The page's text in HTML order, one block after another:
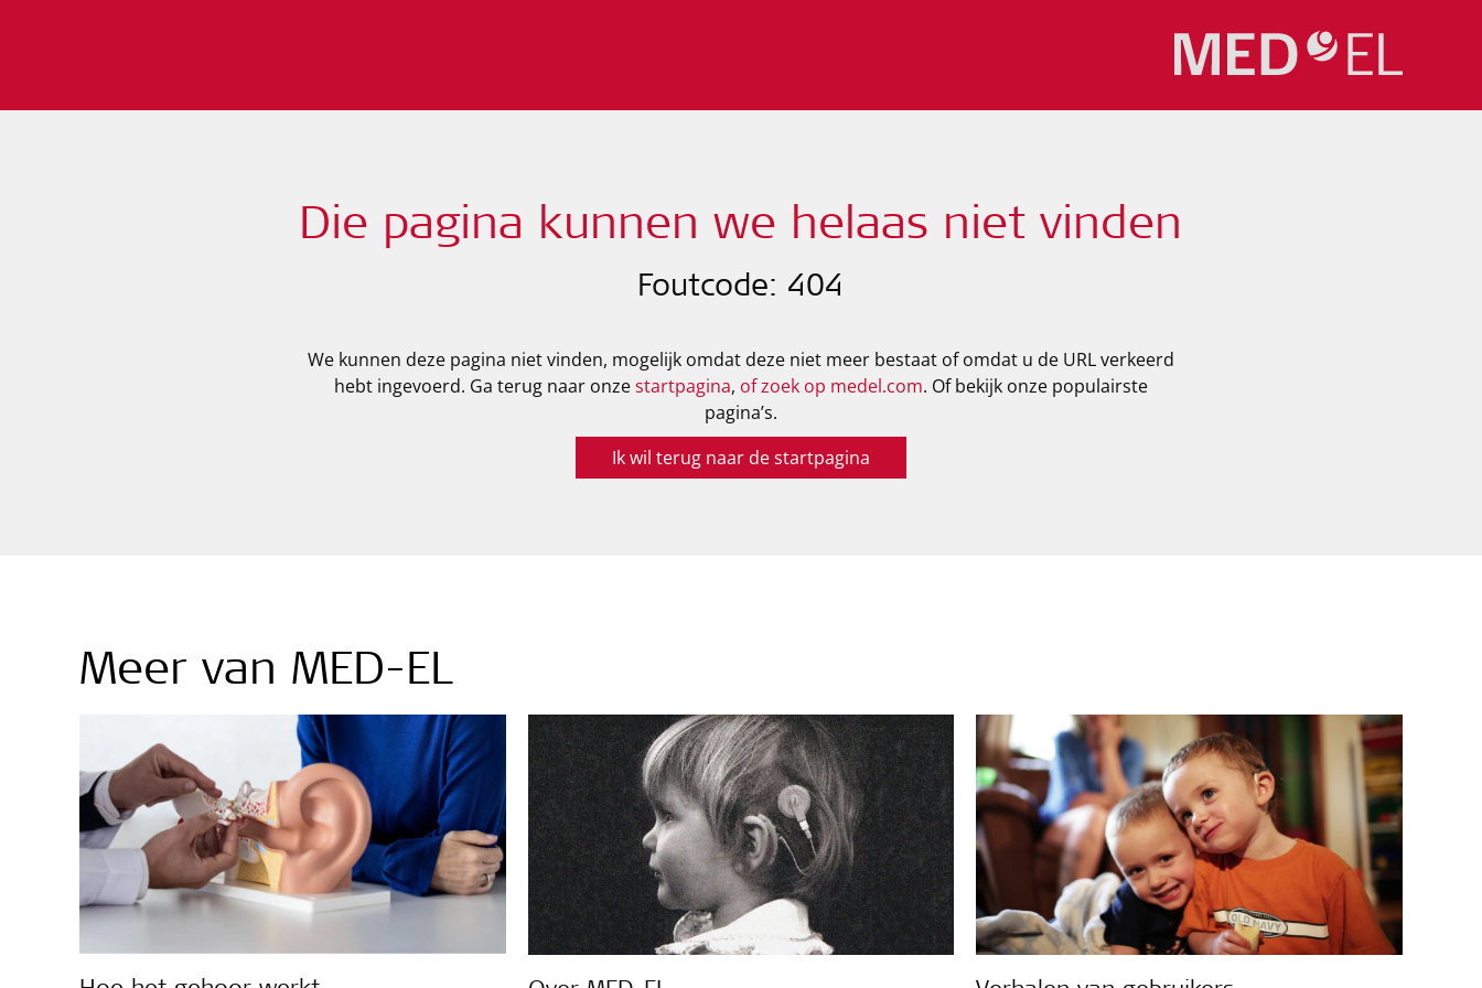
Die pagina kunnen we helaas niet vinden
Foutcode: 404
We kunnen deze pagina niet vinden, mogelijk omdat deze niet meer bestaat of omdat u de URL verkeerd
hebt ingevoerd. Ga terug naar onzestartpagina, of zoek op medel.com. Of bekijk onze populairste
pagina’s.
Ik wil terug naar de startpagina
Meer van MED-EL